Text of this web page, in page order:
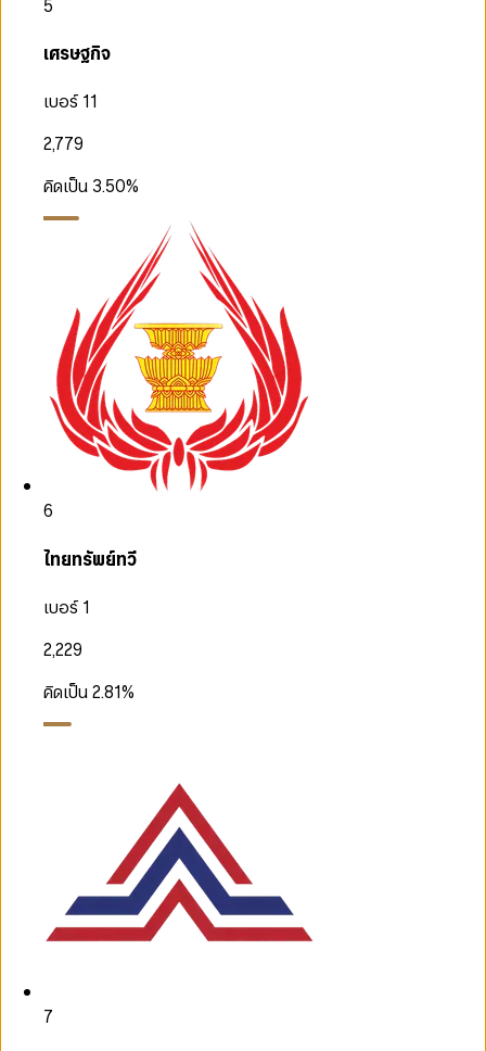
5
เศรษฐกิจ
เบอร์ 11
2,779
คิดเป็น 3.50%
6
ไทยทรัพย์ทวี
เบอร์ 1
2,229
คิดเป็น2.81%
7